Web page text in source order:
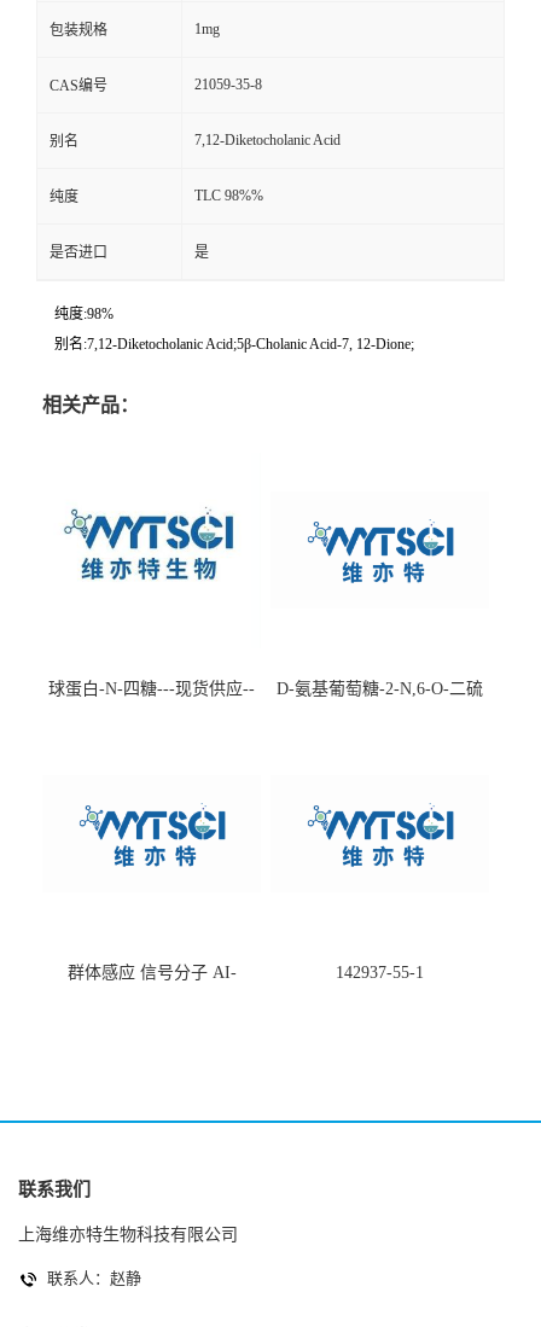
包装规格 1mg
CAS编号 21059-35-8
别名 7,12-Diketocholanic Acid
纯度 TLC 98%%
是否进口 是
纯度:98%
别名:7,12-Diketocholanic Acid;5β-Cholanic Acid-7, 12-Dione;
相关产品：
球蛋白-N-四糖---现货供应--
D-氨基葡萄糖-2-N,6-O-二硫
群体感应 信号分子 AI-
142937-55-1
联系我们
上海维亦特生物科技有限公司
联系人：赵静